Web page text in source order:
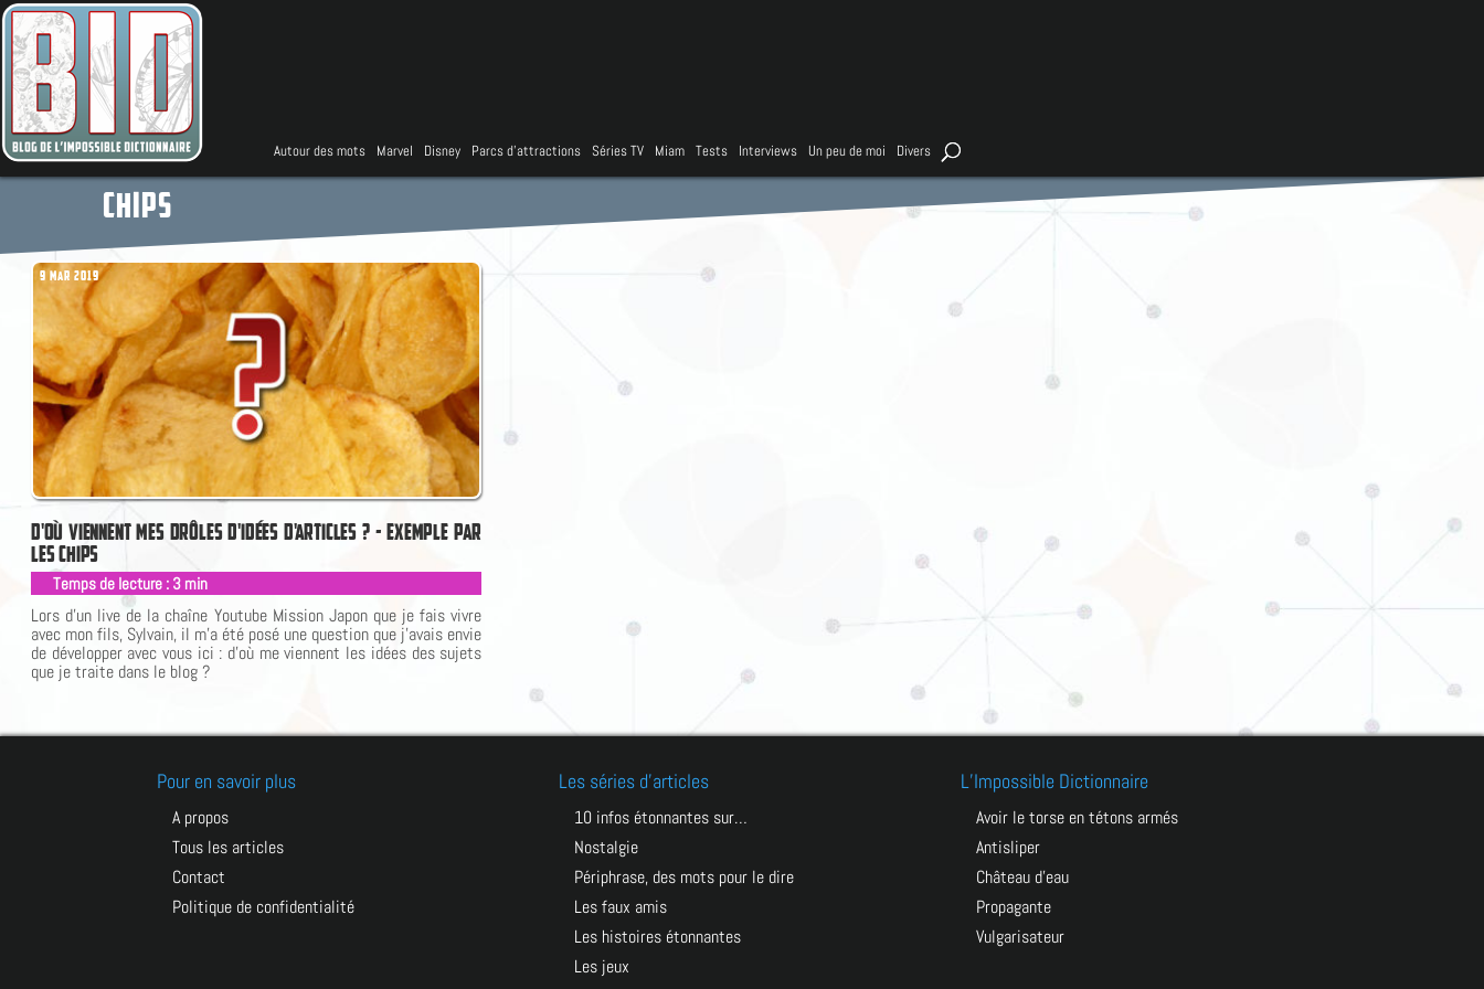
Autour des mots Marvel Disney Parcs d’attractions Séries TV Miam Tests Interviews Un peu de moi Divers
CHIPS
D'OÙ VIENNENT MES DRÔLES D'IDÉES DARTICLES ? - EXEMPLE PAR
LESCHIPS
9 MAR 2019
Temps de lecture : 3 min
Lors d'un live de la chaîne Youtube Mission Japon que je fais vivre
avec mon fils, Sylvain, il m'a été posé une question que j'avais envie
de développer avec vous ici : d'où me viennent les idées des sujets
que je traite dans le blog ?
Pour en savoir plus
A propos
Tous les articles
Contact
Politique de confidentialité
Les séries d’articles
10 infos étonnantes sur…
Nostalgie
Périphrase, des mots pour le dire
Les faux amis
Les histoires étonnantes
Les jeux
L’Impossible Dictionnaire
avoir le torse en tétons armés
antisliper
château d’eau
propagante
vulgarisateur